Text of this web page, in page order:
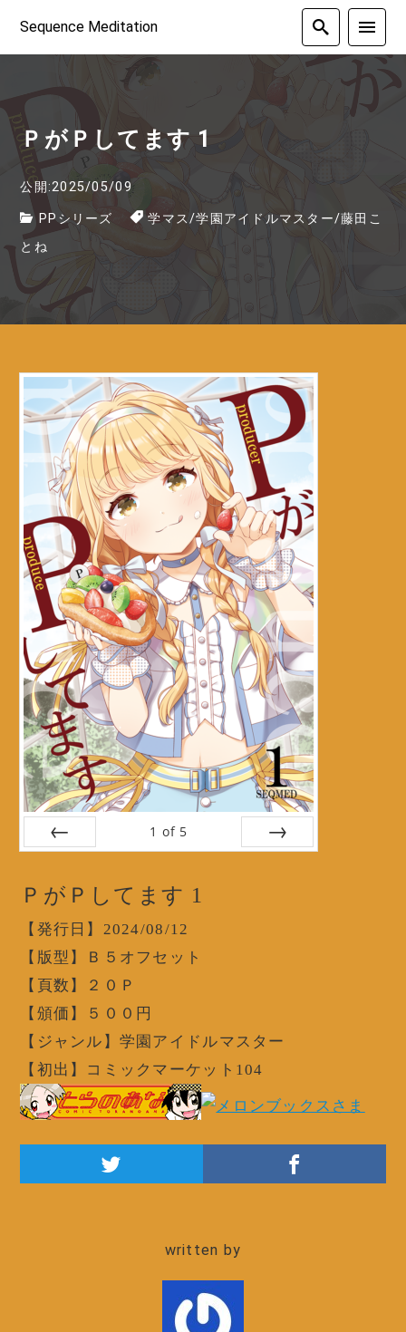
Sequence Meditation
ＰがＰしてます 1
公開:2025/05/09
PPシリーズ 学マス/学園アイドルマスター/藤田こ
とね
1 of 5
ＰがＰしてます 1
【発行日】2024/08/12
【版型】Ｂ５オフセット
【頁数】２０Ｐ
【頒価】５００円
【ジャンル】学園アイドルマスター
【初出】コミックマーケット104
written by